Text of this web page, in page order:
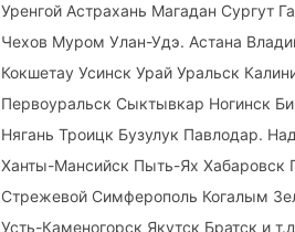
Уренгой Астрахань Магадан Сургут
Чехов Муром Улан-Удэ. Астана
Кокшетау Усинск Урай Уральск
Первоуральск Сыктывкар Ногинск
Нягань Троицк Бузулук Павлодар.
Ханты-Мансийск Пыть-Ях Хабаровск
Стрежевой Симферополь Когалым
Усть-Каменогорск Якутск Братск и